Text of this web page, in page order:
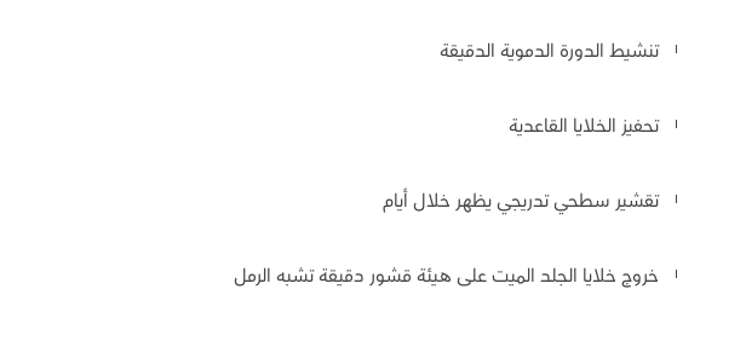
تنشيط الدورة الدموية الدقيقة
تحفيز الخلايا القاعدية
تقشير سطحي تدريجي يظهر خلال أيام
خروج خلايا الجلد الميت على هيئة قشور دقيقة تشبه الرمل